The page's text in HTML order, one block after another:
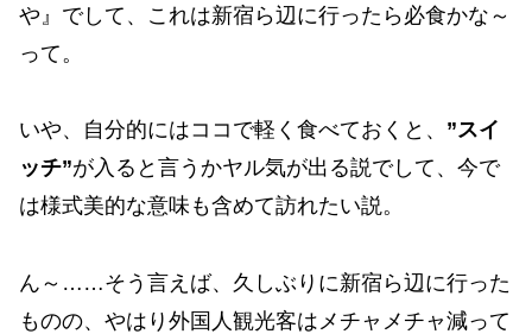
や』でして、これは新宿ら辺に行ったら必食かな～
って。
いや、自分的にはココで軽く食べておくと、 ”スイ
ッチ”が入ると言うかヤル気が出る説でして、今で
は様式美的な意味も含めて訪れたい説。
ん～……そう言えば、久しぶりに新宿ら辺に行った
ものの、やはり外国人観光客はメチャメチャ減って